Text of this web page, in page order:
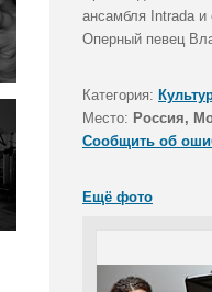
ансамбля Intrada
Оперный певец
Категория:
Место: Россия,
Сообщить об
Ещё фото